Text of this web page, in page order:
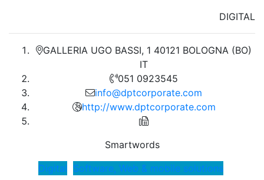
DIGITAL
GALLERIA UGO BASSI, 1 40121 BOLOGNA (BO)
IT
051 0923545
info@dptcorporate.com
http://www.dptcorporate.com
Smartwords
Digital Software, Web & mobile solutions